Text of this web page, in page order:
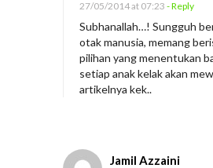
l
a
j
a
27/05/2014 at 07:23 - Reply
Subhanallah…! Sungguh
otak manusia, memang
pilihan yang menentukan
setiap anak kelak akan
artikelnya kek..
Jamil Azzaini